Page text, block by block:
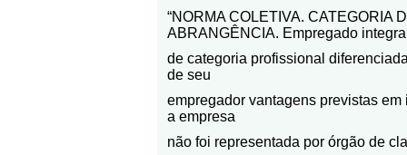
“NORMA COLETIVA. CATEGORIA
ABRANGÊNCIA. Empregado
de categoria profissional
de seu
empregador vantagens previstas
a empresa
não foi representada por órgão de